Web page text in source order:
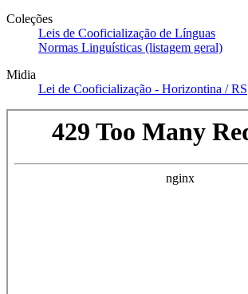
Coleções
Leis de Cooficialização de Línguas
Normas Linguísticas (listagem geral)
Midia
Lei de Cooficialização - Horizontina / RS